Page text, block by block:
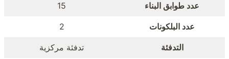
عدد طوابق البناء 15
عدد البلكونات 2
التدفئة تدفئة مركزية